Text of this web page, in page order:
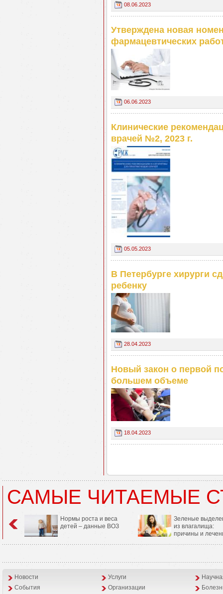
08.06.2023
Утверждена новая
фармацевтических
06.06.2023
Клинические
врачей №2, 2023 г.
05.05.2023
В Петербурге хирурги
ребенку
28.04.2023
Новый закон о первой
большем объеме
18.04.2023
САМЫЕ ЧИТАЕМЫЕ
Нормы роста и веса
детей – данные ВОЗ
Зеленые
из влагалища:
причины и
Новости Услуги
События
Организации